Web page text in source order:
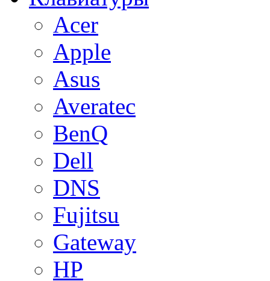
Acer
Apple
Asus
Averatec
BenQ
Dell
DNS
Fujitsu
Gateway
HP